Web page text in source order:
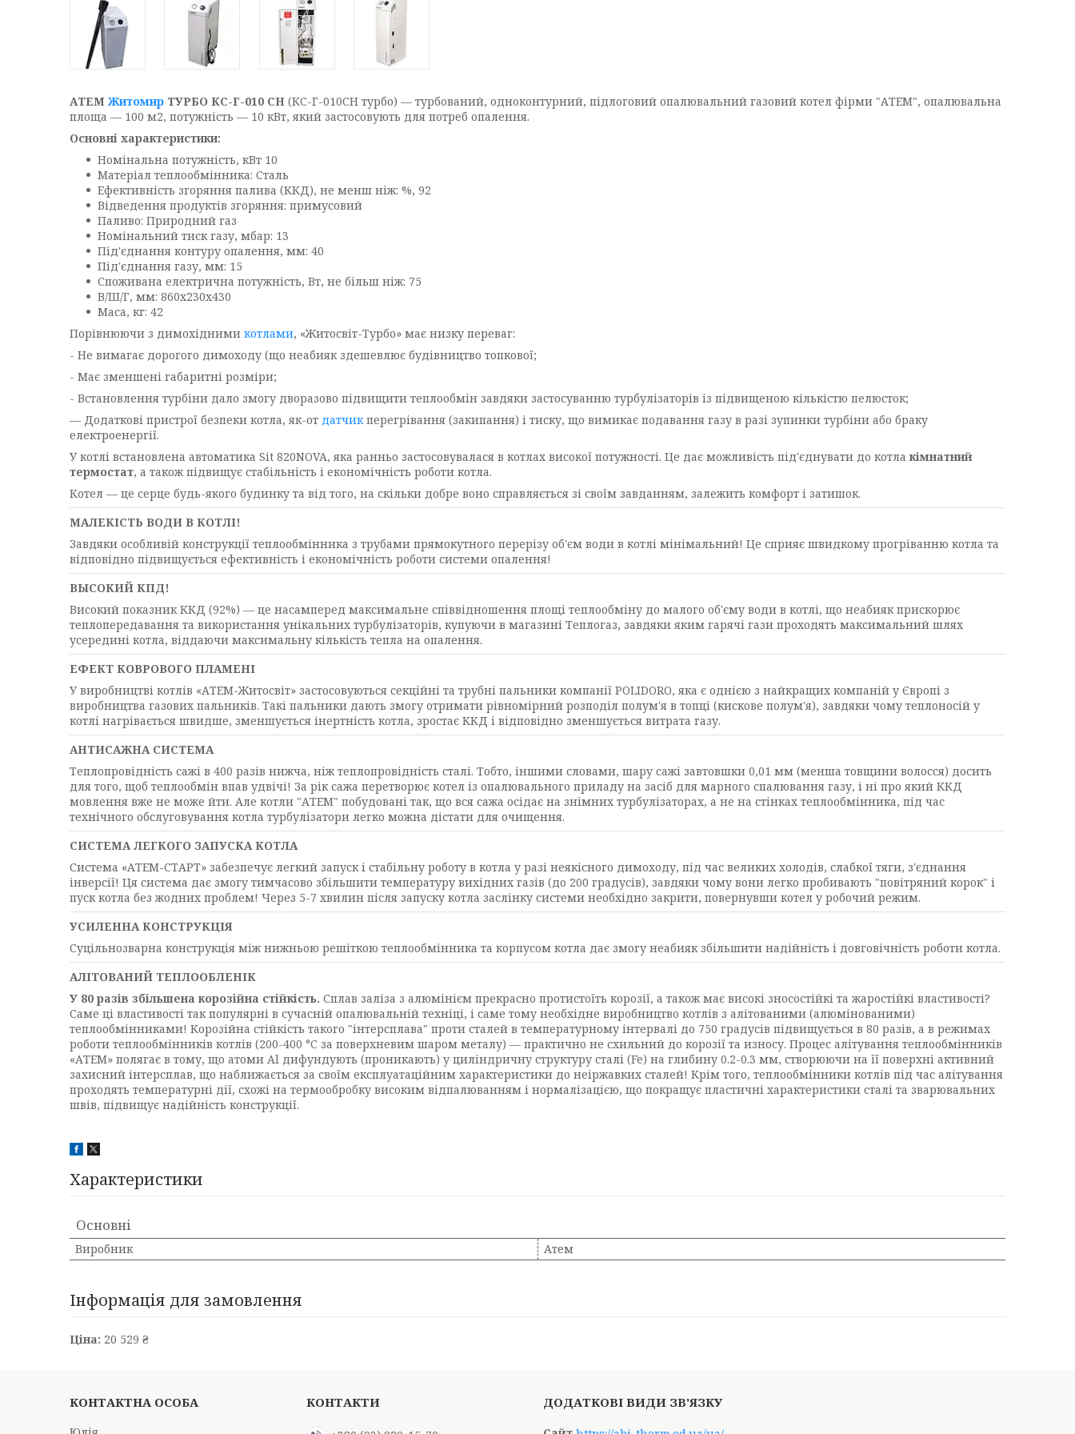
АТЕМ Житомир ТУРБО КС-Г-010 СН (КС-Г-010СН турбо) — турбований, одноконтурний, підлоговий опалювальний газовий котел фірми "АТЕМ", опалювальна
площа — 100 м2, потужність — 10 кВт, який застосовують для потреб опалення.
Основні характеристики:
Номінальна потужність, кВт 10
Матеріал теплообмінника: Сталь
Ефективність згоряння палива (ККД), не менш ніж: %, 92
Відведення продуктів згоряння: примусовий
Паливо: Природний газ
Номінальний тиск газу, мбар: 13
Під'єднання контуру опалення, мм: 40
Під'єднання газу, мм: 15
Споживана електрична потужність, Вт, не більш ніж: 75
В/Ш/Г, мм: 860х230х430
Маса, кг: 42
Порівнюючи з димохідними котлами, «Житосвіт-Турбо» має низку переваг:
- Не вимагає дорогого димоходу (що неабияк здешевлює будівництво топкової;
- Має зменшені габаритні розміри;
- Встановлення турбіни дало змогу дворазово підвищити теплообмін завдяки застосуванню турбулізаторів із підвищеною кількістю пелюсток;
— Додаткові пристрої безпеки котла, як-от датчикперегрівання (закипання) і тиску, що вимикає подавання газу в разі зупинки турбіни або браку
електроенергії.
У котлі встановлена автоматика Sit 820NOVA, яка ранньо застосовувалася в котлах високої потужності. Це дає можливість під'єднувати до котла кімнатний
термостат, а також підвищує стабільність і економічність роботи котла.
Котел — це серце будь-якого будинку та від того, на скільки добре воно справляється зі своїм завданням, залежить комфорт і затишок.
МАЛЕКІСТЬ ВОДИ В КОТЛІ!
Завдяки особливій конструкції теплообмінника з трубами прямокутного перерізу об'єм води в котлі мінімальний! Це сприяє швидкому прогріванню котла та
відповідно підвищується ефективність і економічність роботи системи опалення!
ВЫСОКИЙ КПД!
Високий показник ККД (92%) — це насамперед максимальне співвідношення площі теплообміну до малого об'єму води в котлі, що неабияк прискорює
теплопередавання та використання унікальних турбулізаторів, купуючи в магазині Теплогаз, завдяки яким гарячі гази проходять максимальний шлях
усередині котла, віддаючи максимальну кількість тепла на опалення.
ЕФЕКТ КОВРОВОГО ПЛАМЕНІ
У виробництві котлів «АТЕМ-Житосвіт» застосовуються секційні та трубні пальники компанії POLIDORO, яка є однією з найкращих компаній у Європі з
виробництва газових пальників. Такі пальники дають змогу отримати рівномірний розподіл полум'я в топці (кискове полум'я), завдяки чому теплоносій у
котлі нагрівається швидше, зменшується інертність котла, зростає ККД і відповідно зменшується витрата газу.
АНТИСАЖНА СИСТЕМА
Теплопровідність сажі в 400 разів нижча, ніж теплопровідність сталі. Тобто, іншими словами, шару сажі завтовшки 0,01 мм (менша товщини волосся) досить
для того, щоб теплообмін впав удвічі! За рік сажа перетворює котел із опалювального приладу на засіб для марного спалювання газу, і ні про який ККД
мовлення вже не може йти. Але котли "АТЕМ" побудовані так, що вся сажа осідає на знімних турбулізаторах, а не на стінках теплообмінника, під час
технічного обслуговування котла турбулізатори легко можна дістати для очищення.
СИСТЕМА ЛЕГКОГО ЗАПУСКА КОТЛА
Система «АТЕМ-СТАРТ» забезпечує легкий запуск і стабільну роботу в котла у разі неякісного димоходу, під час великих холодів, слабкої тяги, з'єднання
інверсії! Ця система дає змогу тимчасово збільшити температуру вихідних газів (до 200 градусів), завдяки чому вони легко пробивають "повітряний корок" і
пуск котла без жодних проблем! Через 5-7 хвилин після запуску котла заслінку системи необхідно закрити, повернувши котел у робочий режим.
УСИЛЕННА КОНСТРУКЦІЯ
Суцільнозварна конструкція між нижньою решіткою теплообмінника та корпусом котла дає змогу неабияк збільшити надійність і довговічність роботи котла.
АЛІТОВАНИЙ ТЕПЛООБЛЕНІК
У 80 разів збільшена корозійна стійкість. Сплав заліза з алюмінієм прекрасно протистоїть корозії, а також має високі зносостійкі та жаростійкі властивості?
Саме ці властивості так популярні в сучасній опалювальній техніці, і саме тому необхідне виробництво котлів з алітованими (алюмінованими)
теплообмінниками! Корозійна стійкість такого "інтерсплава" проти сталей в температурному інтервалі до 750 градусів підвищується в 80 разів, а в режимах
роботи теплообмінників котлів (200-400 °C за поверхневим шаром металу) — практично не схильний до корозії та износу. Процес алітування теплообмінників
«АТЕМ» полягає в тому, що атоми Al дифундують (проникають) у циліндричну структуру сталі (Fe) на глибину 0.2-0.3 мм, створюючи на її поверхні активний
захисний інтерсплав, що наближається за своїм експлуатаційним характеристики до неіржавких сталей! Крім того, теплообмінники котлів під час алітування
проходять температурні дії, схожі на термообробку високим відпалюванням і нормалізацією, що покращує пластичні характеристики сталі та зварювальних
швів, підвищує надійність конструкції.
Характеристики
Основні
Виробник Атем
Інформація для замовлення
Ціна: 20 529 ₴